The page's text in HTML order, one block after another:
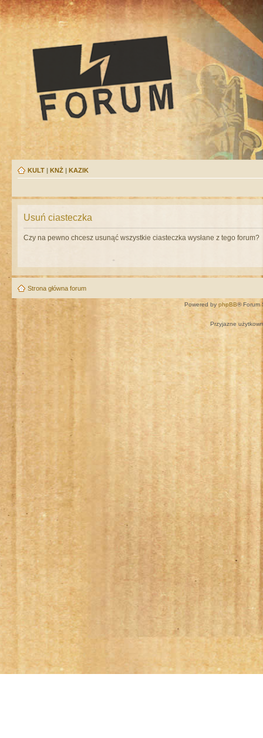
KULT | KNŻ | KAZIK
Usuń ciasteczka
Czy na pewno chcesz usunąć wszystkie ciasteczka wysłane z tego forum?
Strona główna forum
Powered by phpBB® Forum
Przyjazne